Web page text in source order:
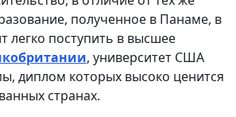
полученное в Панаме, в
легко поступить в высшее
, университет США
диплом которых высоко ценится
странах.